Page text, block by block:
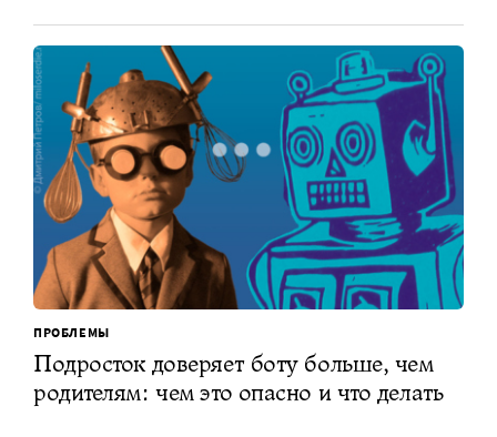
ПРОБЛЕМЫ
Подросток доверяет боту больше, чем
родителям: чем это опасно и что делать